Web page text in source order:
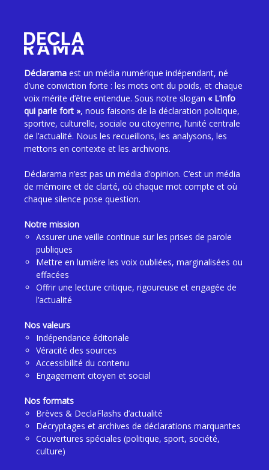
Déclarama est un média numérique indépendant, né
d’une conviction forte : les mots ont du poids, et chaque
voix mérite d’être entendue. Sous notre slogan « L’info
qui parle fort », nous faisons de la déclaration politique,
sportive, culturelle, sociale ou citoyenne, l’unité centrale
de l’actualité. Nous les recueillons, les analysons, les
mettons en contexte et les archivons.
Déclarama n’est pas un média d’opinion. C’est un média
de mémoire et de clarté, où chaque mot compte et où
chaque silence pose question.
Notre mission
Assurer une veille continue sur les prises de parole
publiques
Mettre en lumière les voix oubliées, marginalisées ou
effacées
Offrir une lecture critique, rigoureuse et engagée de
l’actualité
Nos valeurs
Indépendance éditoriale
Véracité des sources
Accessibilité du contenu
Engagement citoyen et social
Nos formats
Brèves & DeclaFlashs d’actualité
Décryptages et archives de déclarations marquantes
Couvertures spéciales (politique, sport, société,
culture)